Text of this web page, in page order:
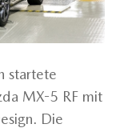
startete
MX-5 RF mit
Die